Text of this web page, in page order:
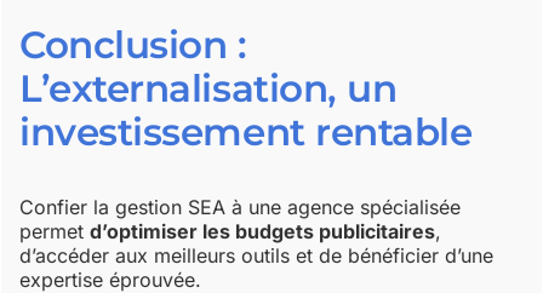
Conclusion :
L’externalisation, un
investissement rentable
Confier la gestion SEA à une agence spécialisée
permetd’optimiser les budgets publicitaires,
d’accéder aux meilleurs outils et de bénéficier d’une
expertise éprouvée.